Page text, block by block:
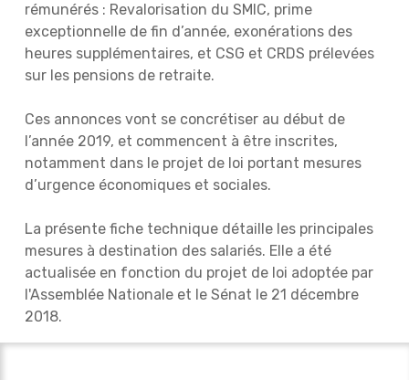
rémunérés : Revalorisation du SMIC, prime
exceptionnelle de fin d’année, exonérations des
heures supplémentaires, et CSG et CRDS prélevées
sur les pensions de retraite.
Ces annonces vont se concrétiser au début de
l’année 2019, et commencent à être inscrites,
notamment dans le projet de loi portant mesures
d’urgence économiques et sociales.
La présente fiche technique détaille les principales
mesures à destination des salariés. Elle a été
actualisée en fonction du projet de loi adoptée par
l'Assemblée Nationale et le Sénat le 21 décembre
2018.